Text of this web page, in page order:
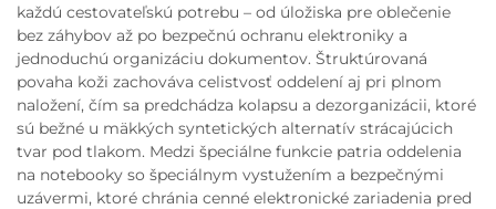
každú cestovateľskú potrebu – od úložiska pre oblečenie
bez záhybov až po bezpečnú ochranu elektroniky a
jednoduchú organizáciu dokumentov. Štruktúrovaná
povaha koži zachováva celistvosť oddelení aj pri plnom
naložení, čím sa predchádza kolapsu a dezorganizácii, ktoré
sú bežné u mäkkých syntetických alternatív strácajúcich
tvar pod tlakom. Medzi špeciálne funkcie patria oddelenia
na notebooky so špeciálnym vystužením a bezpečnými
uzávermi, ktoré chránia cenné elektronické zariadenia pred